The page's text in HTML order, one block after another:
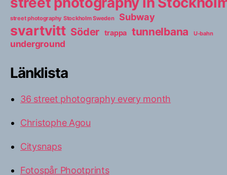
street photography Stockholm Sweden Subway
svartvitt Söder trappa tunnelbana U-bahn
underground
Länklista
36 street photography every month
Christophe Agou
Citysnaps
Fotospår Phootprints